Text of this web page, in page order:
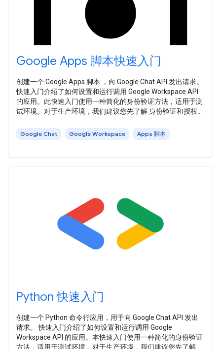
Google Apps 脚本快速入门
创建一个 Google Apps 脚本 ，向 Google Chat API 发出请求。
快速入门介绍了如何设置和运行调用 Google Workspace API
的应用。此快速入门使用一种简化的身份验证方法，适用于测
试环境。对于生产环境，我们建议您先了解 身份验证和授权
Google Workspace 快速入门使用 高级 Google 服务 来调用
Google Chat Google Workspace Apps 脚本
Python 快速入门
创建一个 Python 命令行应用，用于向 Google Chat API 发出
请求。 快速入门介绍了如何设置和运行调用 Google
Workspace API 的应用。本快速入门使用一种简化的身份验证
方法，适用于测试环境。对于生产环境，我们建议您先了解 身